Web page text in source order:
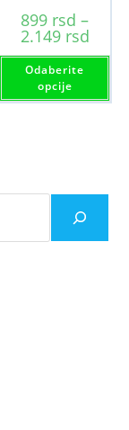
899 rsd –
2.149 rsdcena:
od
2.149
Odaberite
opcije